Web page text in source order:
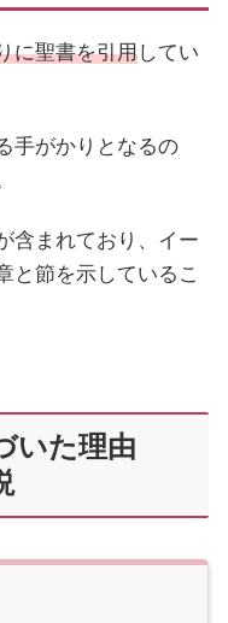
に聖書を引用してい
手がかりとなるの
含まれており、イー
と節を示しているこ
いた理由